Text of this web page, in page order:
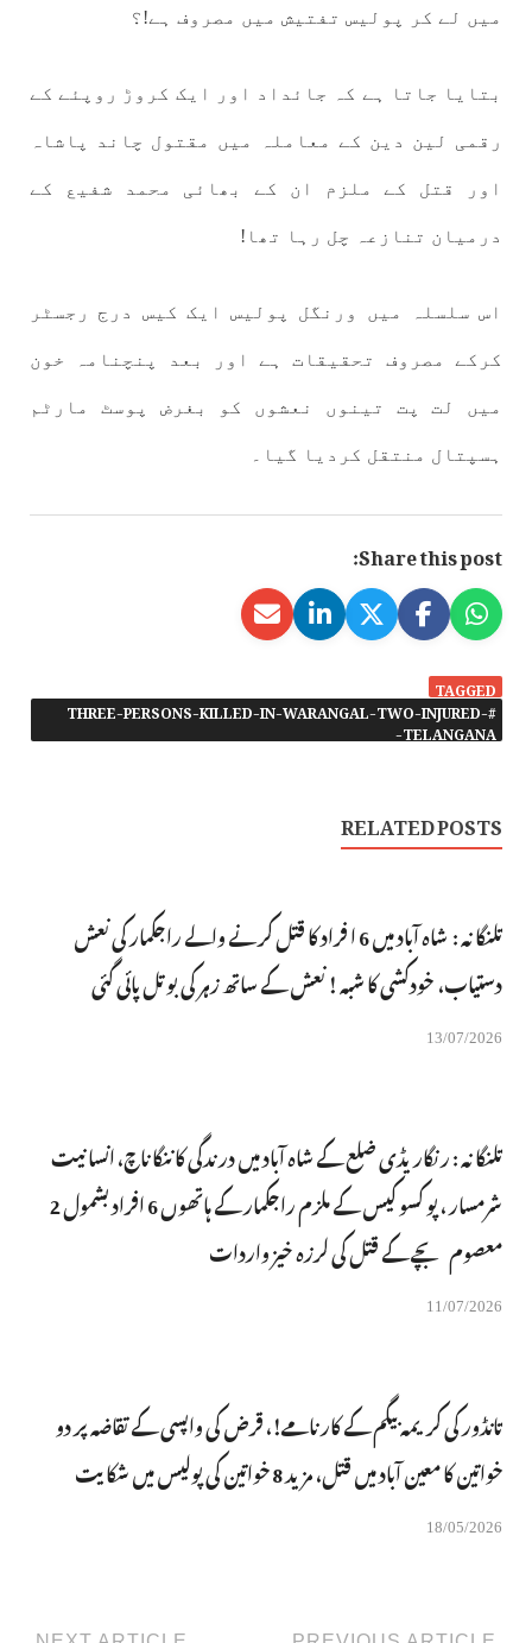
میں لے کر پولیس تفتیش میں مصروف ہے!؟
بتایا جاتا ہے کہ جائداد اور ایک کروڑ روپئے کے
رقمی لین دین کے معاملہ میں مقتول چاند پاشاہ
اور قتل کے ملزم ان کے بھائی محمد شفیع کے
درمیان تنازعہ چل رہا تھا!
اس سلسلہ میں ورنگل پولیس ایک کیس درج رجسٹر
کرکے مصروف تحقیقات ہے اور بعد پنچنامہ خون
میں لت پت تینوں نعشوں کو بغرض پوسٹ مارٹم
ہسپتال منتقل کردیا گیا۔
Share this post:
TAGGED
#THREE-PERSONS-KILLED-IN-WARANGAL-TWO-INJURED-
TELANGANA-
RELATED POSTS
تلنگانہ : شاہ آباد میں 6 ا فراد کا قتل کرنے والے راجکمار کی نعش
دستیاب، خودکشی کا شبہ ! نعش کے ساتھ زہر کی بوتل پائی گئی
13/07/2026
تلنگانہ : رنگاریڈی ضلع کے شاہ آباد میں درندگی کا ننگا ناچ، انسانیت
شرمسار ، پو کسو کیس کے ملزم راجکمار کے ہاتھوں 6 افراد بشمول 2
معصوم بچے کے قتل کی لرزہ خیز واردات
11/07/2026
تانڈور کی کریمہ بیگم کے کارنامے!، قرض کی واپسی کے تقاضہ پر دو
خواتین کا معین آباد میں قتل، مزید 8 خواتین کی پولیس میں شکایت
18/05/2026